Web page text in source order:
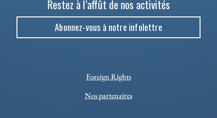
Restez à l’affût de nos activités
Abonnez-vous à notre infolettre
Foreign Rights
Nos partenaires